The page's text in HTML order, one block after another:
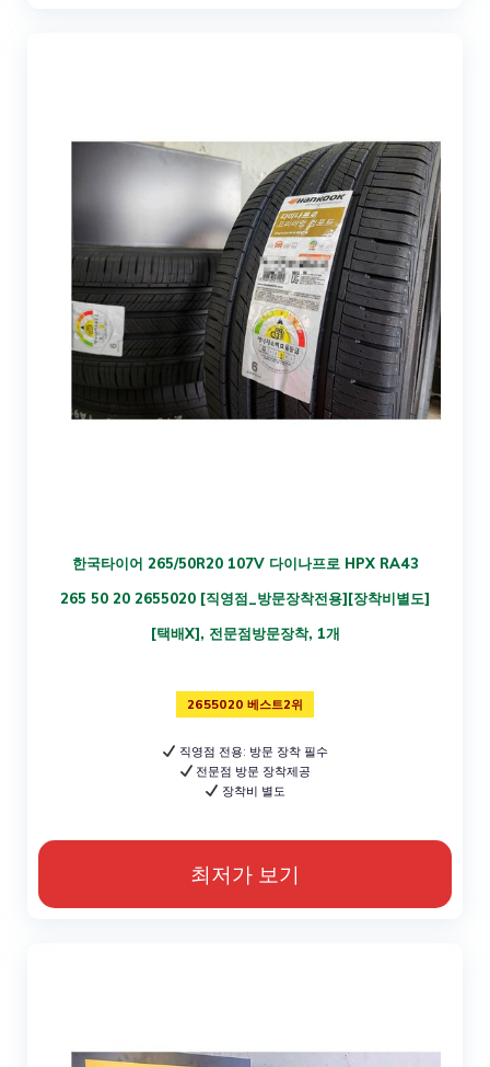
한국타이어 265/50R20 107V 다이나프로 HPX RA43
265 50 20 2655020 [직영점_방문장착전용][장착비별도]
[택배X], 전문점방문장착, 1개
2655020 베스트2위
직영점 전용: 방문 장착 필수
전문점 방문 장착제공
장착비 별도
최저가 보기